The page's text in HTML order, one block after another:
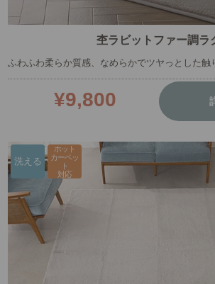
杢ラビットファー調ラ
ふわふわ柔らか質感、なめらかでツヤっとした触
¥9,800
洗える
ホット
カーペッ
ト
対応